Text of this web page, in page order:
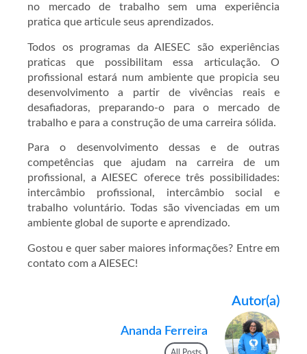
no mercado de trabalho sem uma experiência
pratica que articule seus aprendizados.
Todos os programas da AIESEC são experiências
praticas que possibilitam essa articulação. O
profissional estará num ambiente que propicia seu
desenvolvimento a partir de vivências reais e
desafiadoras, preparando-o para o mercado de
trabalho e para a construção de uma carreira sólida.
Para o desenvolvimento dessas e de outras
competências que ajudam na carreira de um
profissional, a AIESEC oferece três possibilidades:
intercâmbio profissional, intercâmbio social e
trabalho voluntário. Todas são vivenciadas em um
ambiente global de suporte e aprendizado.
Gostou e quer saber maiores informações? Entre em
contato com a AIESEC!
Autor(a)
Ananda Ferreira